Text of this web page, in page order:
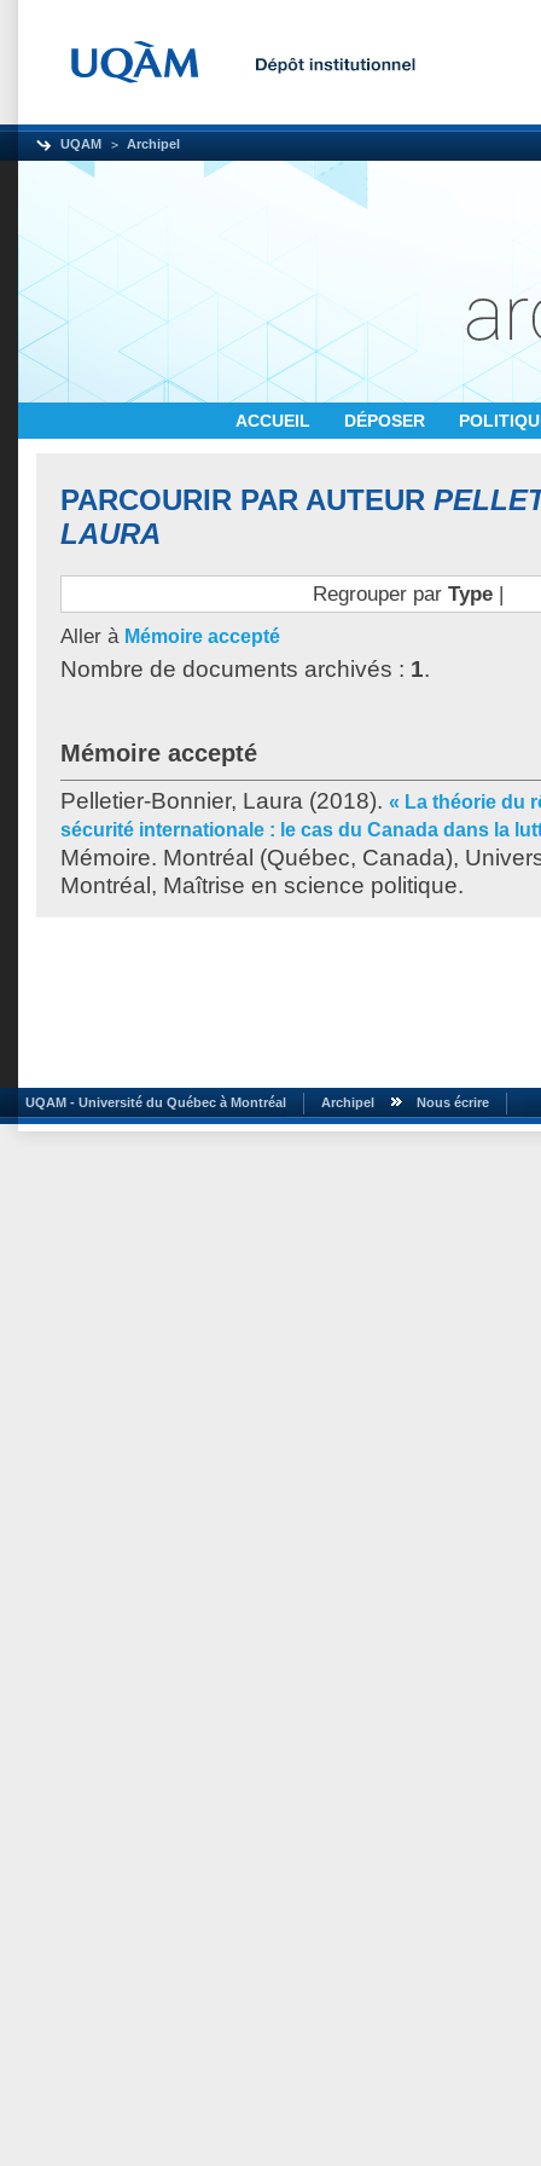
UQAM Archipel
ACCUEIL DÉPOSER
PARCOURIR PAR AUTEUR
LAURA
Regrouper par Type|
Aller à Mémoire accepté
Nombre de documents archivés : 1.
Mémoire accepté
Pelletier-Bonnier, Laura (2018). « La théorie du
sécurité internationale : le cas du Canada dans la
Mémoire. Montréal (Québec, Canada),
Montréal, Maîtrise en science politique.
UQAM - Université du Québec à Montréal Archipel Nous écrire